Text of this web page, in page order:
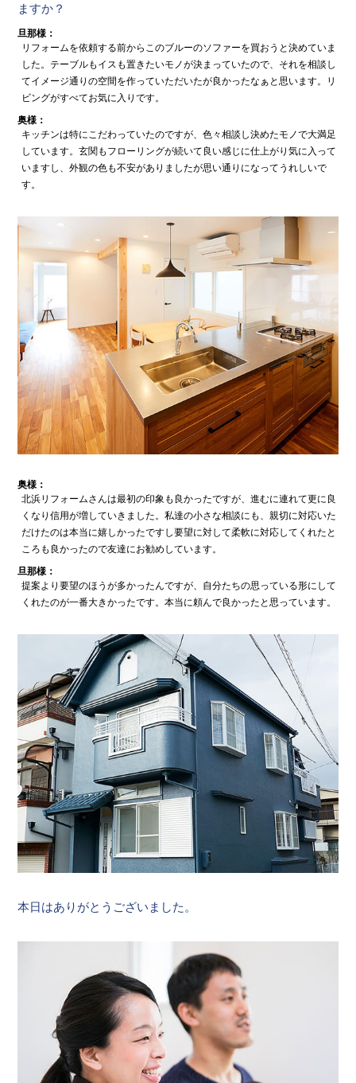
ますか？
旦那様：
リフォームを依頼する前からこのブルーのソファーを買おうと決めていま
した。テーブルもイスも置きたいモノが決まっていたので、それを相談し
てイメージ通りの空間を作っていただいたが良かったなぁと思います。リ
ビングがすべてお気に入りです。
奥様：
キッチンは特にこだわっていたのですが、色々相談し決めたモノで大満足
しています。玄関もフローリングが続いて良い感じに仕上がり気に入って
いますし、外観の色も不安がありましたが思い通りになってうれしいで
す。
奥様：
北浜リフォームさんは最初の印象も良かったですが、進むに連れて更に良
くなり信用が増していきました。私達の小さな相談にも、親切に対応いた
だけたのは本当に嬉しかったですし要望に対して柔軟に対応してくれたと
ころも良かったので友達にお勧めしています。
旦那様：
提案より要望のほうが多かったんですが、自分たちの思っている形にして
くれたのが一番大きかったです。本当に頼んで良かったと思っています。
本日はありがとうございました。